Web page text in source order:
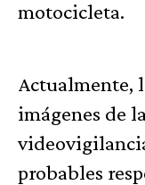
motocicleta.
Actualmente,
imágenes de
probables